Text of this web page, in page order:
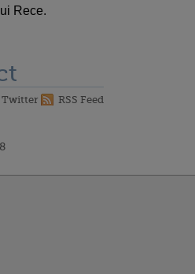
Rece.
Twitter RSS Feed